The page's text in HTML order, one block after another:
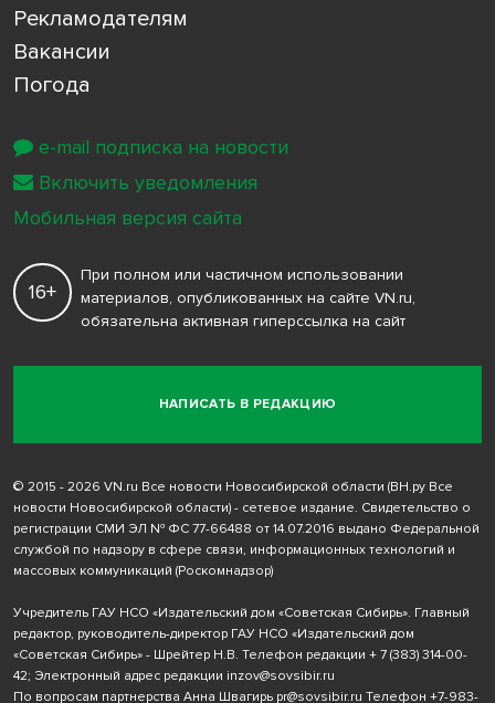
Рекламодателям
Вакансии
Погода
НАПИСАТЬ В РЕДАКЦИЮ
16+
При полном или частичном использовании
материалов, опубликованных на сайте VN.ru,
обязательна активная гиперссылка на сайт
© 2015 - 2026 VN.ru Все новости Новосибирской области (ВН.ру Все
новости Новосибирской области) - сетевое издание. Свидетельство о
регистрации СМИ ЭЛ № ФС 77-66488 от 14.07.2016 выдано Федеральной
службой по надзору в сфере связи, информационных технологий и
массовых коммуникаций (Роскомнадзор)
Учредитель ГАУ НСО «Издательский дом «Советская Сибирь». Главный
редактор, руководитель-директор ГАУ НСО «Издательский дом
«Советская Сибирь» - Шрейтер Н.В. Телефон редакции + 7 (383) 314-00-
42; Электронный адрес редакции inzov@sovsibir.ru
По вопросам партнерства Анна Швагирь pr@sovsibir.ru Телефон +7-983-
e-mail подписка на новости
Включить уведомления
Мобильная версия сайта